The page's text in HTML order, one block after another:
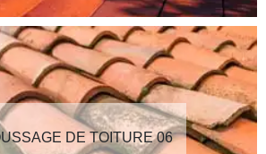
DE TOITURE 06